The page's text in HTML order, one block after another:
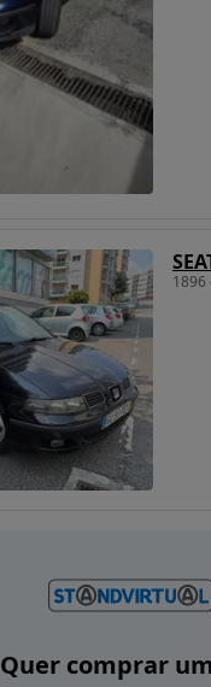
1896
Quer comprar